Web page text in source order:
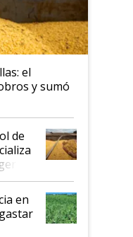
el
y sumó
de
la
en